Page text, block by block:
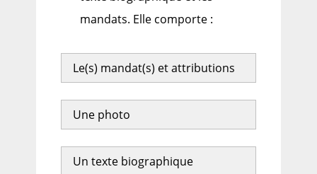
mandats. Elle comporte :
Le(s) mandat(s) et attributions
Une photo
Un texte biographique